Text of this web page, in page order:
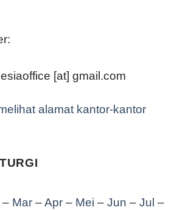
[at] gmail.com
alamat kantor-kantor
– Mar –Apr – Mei – Jun – Jul –